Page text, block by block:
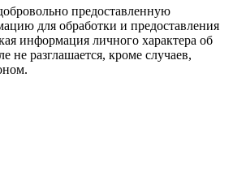
предоставленную
для обработки и предоставления
информация личного характера об
не разглашается, кроме случаев,